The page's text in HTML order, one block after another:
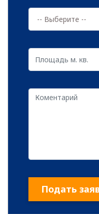
Подать